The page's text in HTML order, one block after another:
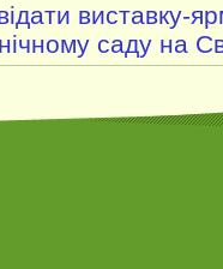
виставку-
саду на